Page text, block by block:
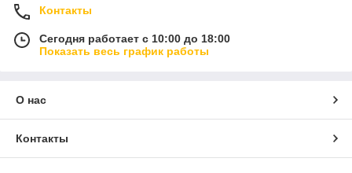
Контакты
Сегодня работает с 10:00 до 18:00
Показать весь график работы
О нас
Контакты